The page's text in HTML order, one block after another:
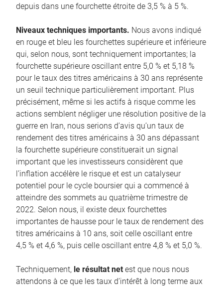
depuis dans une fourchette étroite de 3,5 % à 5 %.
Niveaux techniques importants. Nous avons indiqué
en rouge et bleu les fourchettes supérieure et inférieure
qui, selon nous, sont techniquement importantes; la
fourchette supérieure oscillant entre 5,0 % et 5,18 %
pour le taux des titres américains à 30 ans représente
un seuil technique particulièrement important. Plus
précisément, même si les actifs à risque comme les
actions semblent négliger une résolution positive de la
guerre en Iran, nous serions d’avis qu’un taux de
rendement des titres américains à 30 ans dépassant
la fourchette supérieure constituerait un signal
important que les investisseurs considèrent que
l’inflation accélère le risque et est un catalyseur
potentiel pour le cycle boursier qui a commencé à
atteindre des sommets au quatrième trimestre de
2022. Selon nous, il existe deux fourchettes
importantes de hausse pour le taux de rendement des
titres américains à 10 ans, soit celle oscillant entre
4,5 % et 4,6 %, puis celle oscillant entre 4,8 % et 5,0 %.
Techniquement, le résultat net est que nous nous
attendons à ce que les taux d’intérêt à long terme aux